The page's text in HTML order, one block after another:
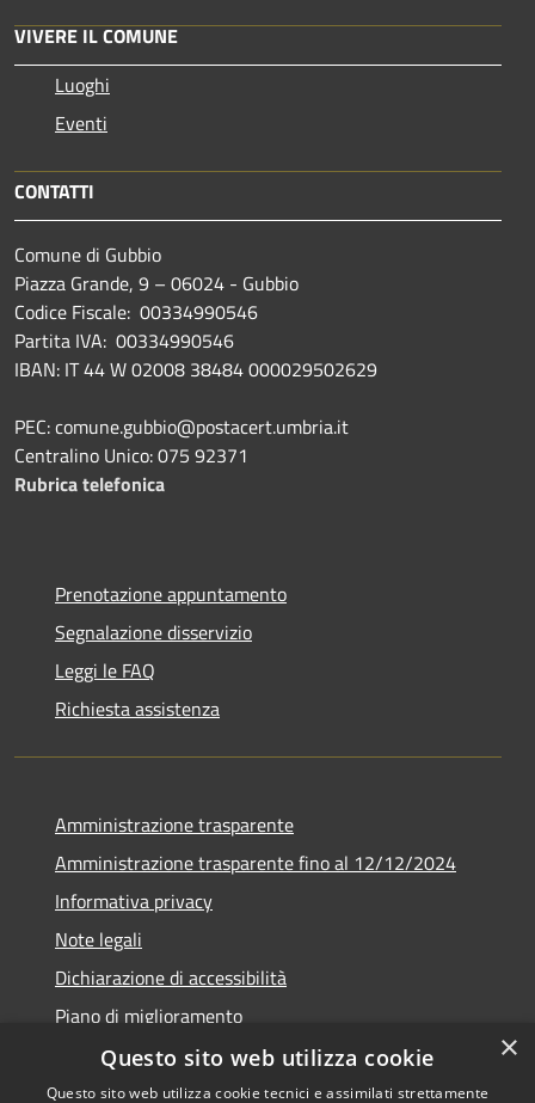
VIVERE IL COMUNE
Luoghi
Eventi
CONTATTI
Comune di Gubbio
Piazza Grande, 9 – 06024 - Gubbio
Codice Fiscale: 00334990546
Partita IVA: 00334990546
IBAN: IT 44 W 02008 38484 000029502629
PEC: comune.gubbio@postacert.umbria.it
Centralino Unico: 075 92371
Rubrica telefonica
Prenotazione appuntamento
Segnalazione disservizio
Leggi le FAQ
Richiesta assistenza
Amministrazione trasparente
Amministrazione trasparente fino al 12/12/2024
Informativa privacy
Note legali
Dichiarazione di accessibilità
Piano di miglioramento
×
Questo sito web utilizza cookie
Questo sito web utilizza cookie tecnici e assimilati strettamente